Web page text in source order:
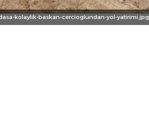
kolaylik-baskan-cercioglundan-yol-yatirimi.jpg